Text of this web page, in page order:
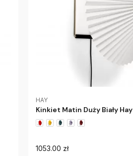
HAY
Kinkiet Matin Duży Biały Hay
1053.00 zł